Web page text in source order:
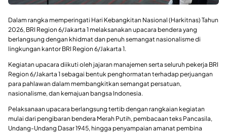
Dalam rangka memperingati Hari Kebangkitan Nasional (Harkitnas) Tahun
2026, BRI Region 6/Jakarta 1 melaksanakan upacara bendera yang
berlangsung dengan khidmat dan penuh semangat nasionalisme di
lingkungan kantor BRI Region 6/Jakarta 1.
Kegiatan upacara diikuti oleh jajaran manajemen serta seluruh pekerja BRI
Region 6/Jakarta 1 sebagai bentuk penghormatan terhadap perjuangan
para pahlawan dalam membangkitkan semangat persatuan,
nasionalisme, dan kemajuan bangsa Indonesia.
Pelaksanaan upacara berlangsung tertib dengan rangkaian kegiatan
mulai dari pengibaran bendera Merah Putih, pembacaan teks Pancasila,
Undang-Undang Dasar 1945, hingga penyampaian amanat pembina